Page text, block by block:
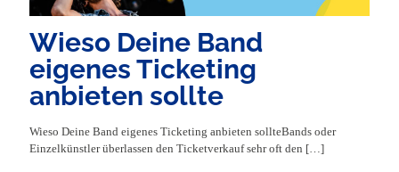
Wieso Deine Band
eigenes Ticketing
anbieten sollte
Wieso Deine Band eigenes Ticketing anbieten sollteBands oder
Einzelkünstler überlassen den Ticketverkauf sehr oft den […]